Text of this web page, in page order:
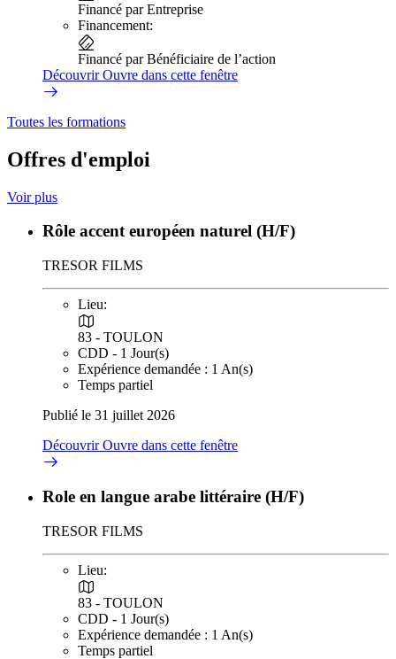
Financé par Entreprise
Financement:
Financé par Bénéficiaire de l’action
DécouvrirOuvre dans cette fenêtre
Toutes les formations
Offres d'emploi
Voir plus
Rôle accent européen naturel (H/F)
TRESOR FILMS
Lieu:
83 - TOULON
CDD - 1 Jour(s)
Expérience demandée : 1 An(s)
Temps partiel
Publié le 31 juillet 2026
DécouvrirOuvre dans cette fenêtre
Role en langue arabe littéraire (H/F)
TRESOR FILMS
Lieu:
83 - TOULON
CDD - 1 Jour(s)
Expérience demandée : 1 An(s)
Temps partiel